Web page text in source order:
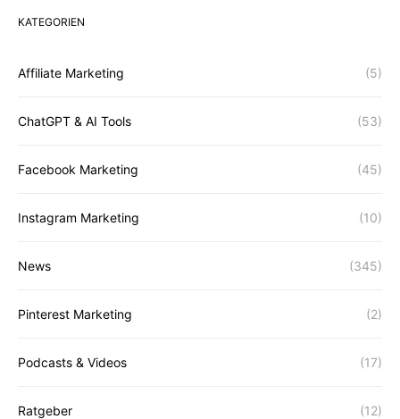
KATEGORIEN
Affiliate Marketing (5)
ChatGPT & AI Tools (53)
Facebook Marketing (45)
Instagram Marketing (10)
News (345)
Pinterest Marketing (2)
Podcasts & Videos (17)
Ratgeber (12)